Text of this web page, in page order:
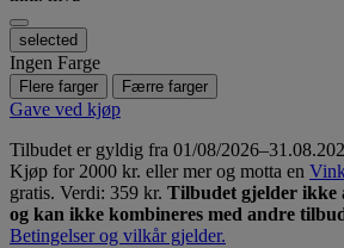
selected
Ingen Farge
Flere farger Færre farger
Gave ved kjøp
Tilbudet er gyldig fra 01/08/
Kjøp for 2000 kr. eller mer og motta en
gratis. Verdi: 359 kr. Tilbudet gjelder ikke
og kan ikke kombineres med andre
Betingelser og vilkår gjelder.